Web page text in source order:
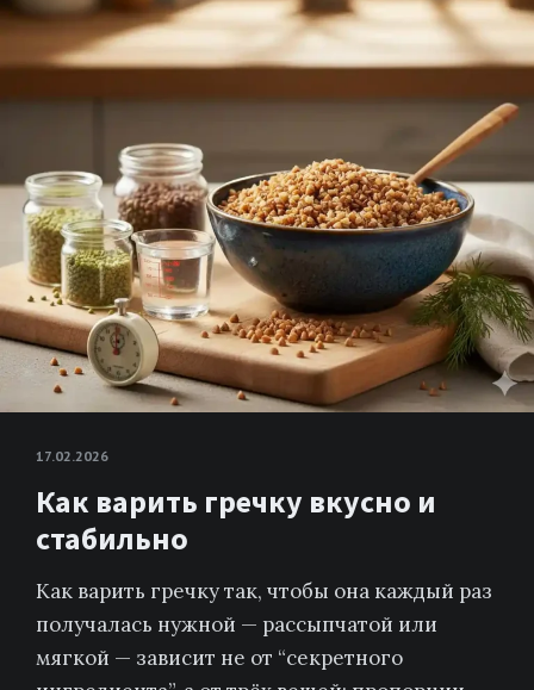
17.02.2026
Как варить гречку вкусно и
стабильно
Как варить гречку так, чтобы она каждый раз
получалась нужной — рассыпчатой или
мягкой — зависит не от “секретного